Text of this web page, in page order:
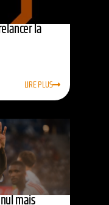
la
LIRE PLUS
nul mais